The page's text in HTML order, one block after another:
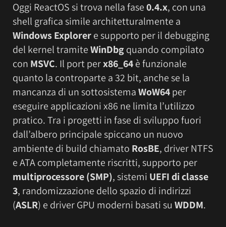
Oggi ReactOS si trova nella fase0.4.x, con una
shell grafica simile architetturalmente a
Windows Explorere supporto per il debugging
del kernel tramiteWinDbgquando compilato
con MSVC. Il port perx86_64è funzionale
quanto la controparte a 32 bit, anche se la
mancanza di un sottosistemaWoW64per
eseguire applicazioni x86 ne limita l’utilizzo
pratico. Tra i progetti in fase di sviluppo fuori
dall’albero principale spiccano un nuovo
ambiente di build chiamato RosBE, driver NTFS
e ATA completamente riscritti, supporto per
multiprocessore (SMP), sistemi UEFI di classe
3, randomizzazione dello spazio di indirizzi
(ASLR) e driver GPU moderni basati suWDDM.